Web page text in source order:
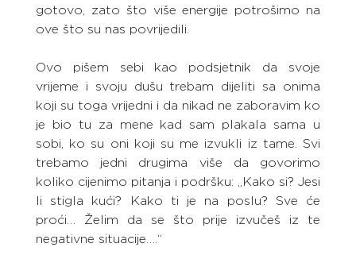
gotovo, zato što više energije potrošimo na
ove što su nas povrijedili.
Ovo pišem sebi kao podsjetnik da svoje
vrijeme i svoju dušu trebam dijeliti sa onima
koji su toga vrijedni i da nikad ne zaboravim ko
je bio tu za mene kad sam plakala sama u
sobi, ko su oni koji su me izvukli iz tame. Svi
trebamo jedni drugima više da govorimo
koliko cijenimo pitanja i podršku: „Kako si? Jesi
li stigla kući? Kako ti je na poslu? Sve će
proći… Želim da se što prije izvučeš iz te
negativne situacije….“